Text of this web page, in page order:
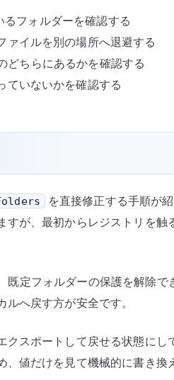
フォルダーを確認する
ァイルを別の場所へ退避する
どちらにあるかを確認する
ていないかを確認する
を直接修正する手順が
が、最初からレジストリを触
定フォルダーの保護を解除で
へ戻す方が安全です。
スポートして戻せる状態にし
値だけを見て機械的に書き換